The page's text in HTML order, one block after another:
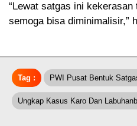
“Lewat satgas ini kekerasan
semoga bisa diminimalisir,”
Tag : PWI Pusat Bentuk
Ungkap Kasus Karo Dan